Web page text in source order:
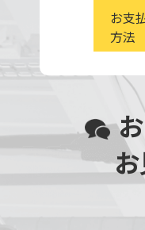
お支
方法